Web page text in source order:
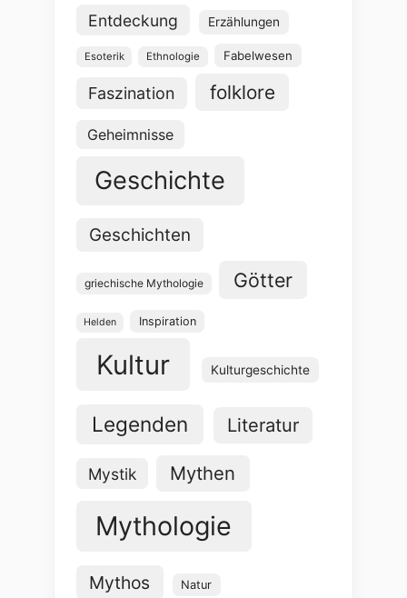
Entdeckung Erzählungen
Esoterik Ethnologie Fabelwesen
Faszination folklore
Geheimnisse
Geschichte
Geschichten
griechische Mythologie Götter
Helden Inspiration
Kultur Kulturgeschichte
Legenden Literatur
Mystik Mythen
Mythologie
Mythos Natur